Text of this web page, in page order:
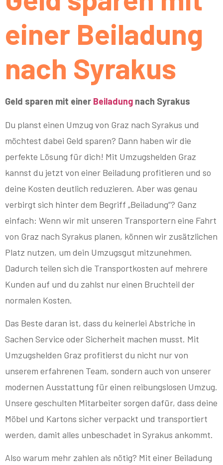
einer Beiladung
nach Syrakus
Geld sparen mit einer Beiladung nach Syrakus
Du planst einen Umzug von Graz nach Syrakus und
möchtest dabei Geld sparen? Dann haben wir die
perfekte Lösung für dich! Mit Umzugshelden Graz
kannst du jetzt von einer Beiladung profitieren und so
deine Kosten deutlich reduzieren. Aber was genau
verbirgt sich hinter dem Begriff „Beiladung“? Ganz
einfach: Wenn wir mit unseren Transportern eine Fahrt
von Graz nach Syrakus planen, können wir zusätzlichen
Platz nutzen, um dein Umzugsgut mitzunehmen.
Dadurch teilen sich die Transportkosten auf mehrere
Kunden auf und du zahlst nur einen Bruchteil der
normalen Kosten.
Das Beste daran ist, dass du keinerlei Abstriche in
Sachen Service oder Sicherheit machen musst. Mit
Umzugshelden Graz profitierst du nicht nur von
unserem erfahrenen Team, sondern auch von unserer
modernen Ausstattung für einen reibungslosen Umzug.
Unsere geschulten Mitarbeiter sorgen dafür, dass deine
Möbel und Kartons sicher verpackt und transportiert
werden, damit alles unbeschadet in Syrakus ankommt.
Also warum mehr zahlen als nötig? Mit einer Beiladung